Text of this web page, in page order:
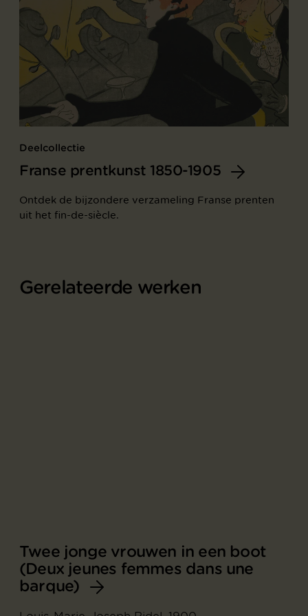
Deelcollectie
Franse prentkunst 1850-1905
Ontdek de bijzondere verzameling Franse prenten
uit het fin-de-siècle.
Gerelateerde werken
Twee jonge vrouwen in een boot
(Deux jeunes femmes dans une
barque)